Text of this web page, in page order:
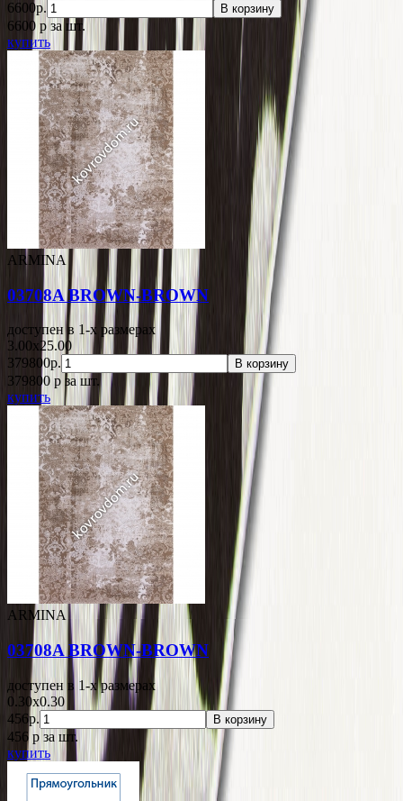
6600р.
В корзину
6600 p за шт.
купить
ARMINA
03708A BROWN-BROWN
доступен в 1-x размерах
3.00x25.00
379800р.
В корзину
379800 p за шт.
купить
ARMINA
03708A BROWN-BROWN
доступен в 1-x размерах
0.30x0.30
456р.
В корзину
456 p за шт.
купить